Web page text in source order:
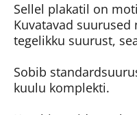
Sellel plakatil on
Kuvatavad
tegelikku suurust,
Sobib
kuulu komplekti.